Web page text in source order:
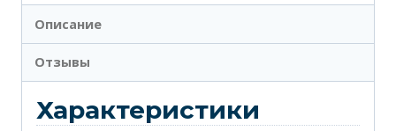
Описание
Отзывы
Характеристики